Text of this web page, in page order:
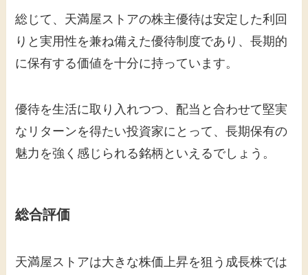
総じて、天満屋ストアの株主優待は安定した利回
りと実用性を兼ね備えた優待制度であり、長期的
に保有する価値を十分に持っています。
優待を生活に取り入れつつ、配当と合わせて堅実
なリターンを得たい投資家にとって、長期保有の
魅力を強く感じられる銘柄といえるでしょう。
総合評価
天満屋ストアは大きな株価上昇を狙う成長株では